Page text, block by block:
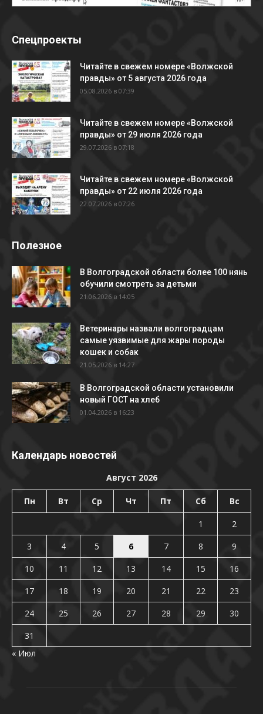
Спецпроекты
Читайте в свежем номере «Волжской
правды» от 5 августа 2026 года
05.08.2026 в 07:39
Читайте в свежем номере «Волжской
правды» от 29 июля 2026 года
29.07.2026 в 07:18
Читайте в свежем номере «Волжской
правды» от 22 июля 2026 года
22.07.2026 в 07:26
Полезное
В Волгоградской области более 100 нянь
обучили смотреть за детьми
21.06.2026 в 14:05
Ветеринары назвали волгоградцам
самые уязвимые для жары породы
кошек и собак
21.05.2026 в 14:27
В Волгоградской области установили
новый ГОСТ на хлеб
01.04.2026 в 16:23
Календарь новостей
Август 2026
Пн Вт Ср Чт Пт Сб Вс
1
2
3
4 5 6 7 8
9
10
11 12 13 14 15
16
17
18 19 20 21 22
23
24
25 26 27 28 29
30
31
« Июл